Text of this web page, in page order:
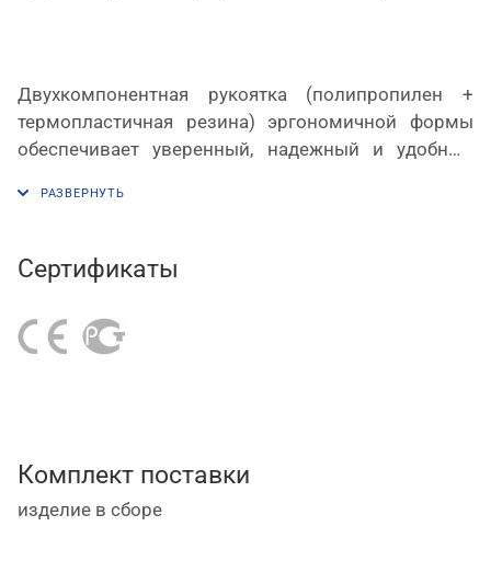
Двухкомпонентная рукоятка (полипропилен +
термопластичная резина) эргономичной формы
обеспечивает уверенный, надежный и удобный
жидкостям.
Сертификаты
Комплект поставки
изделие в сборе